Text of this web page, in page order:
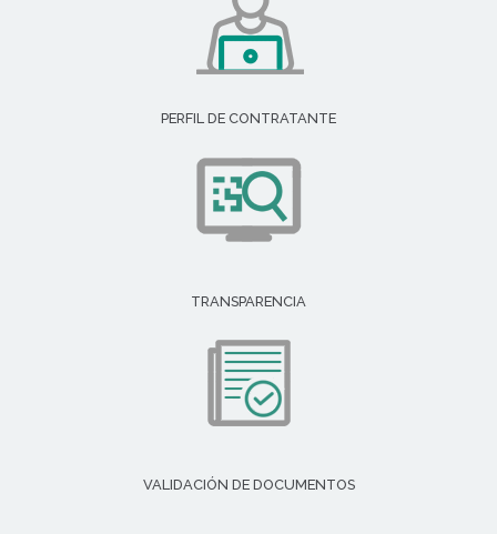
PERFIL DE CONTRATANTE
TRANSPARENCIA
VALIDACIÓN DE DOCUMENTOS